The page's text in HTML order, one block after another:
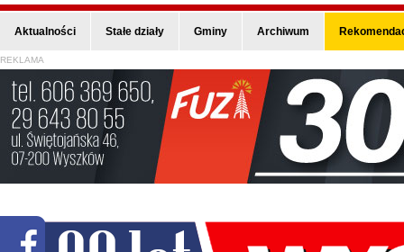
Aktualności Stałe działy Gminy Archiwum
REKLAMA